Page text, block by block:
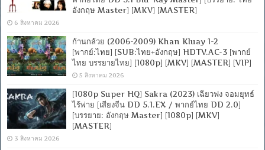
อังกฤษ Master] [MKV] [MASTER]
6 สิงหาคม 2026
ก้านกล้วย (2006-2009) Khan Kluay 1-2
[พากย์:ไทย] [SUB:ไทย+อังกฤษ] HDTV.AC-3 [พากย์
ไทย บรรยายไทย] [1080p] [MKV] [MASTER] [VIP]
5 สิงหาคม 2026
[1080p Super HQ] Sakra (2023) เฉียวฟง จอมยุทธ์
ไร้พ่าย [เสียงจีน DD 5.1.EX / พากย์ไทย DD 2.0]
[บรรยาย: อังกฤษ Master] [1080p] [MKV]
[MASTER]
3 สิงหาคม 2026